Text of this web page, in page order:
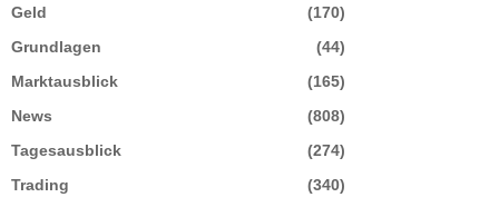
Geld
(170)
Grundlagen
(44)
Marktausblick
(165)
News
(808)
Tagesausblick
(274)
Trading
(340)